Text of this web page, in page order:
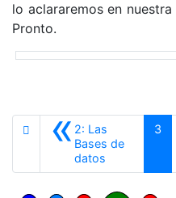
lo aclararemos en
Pronto.
«2: Las
Bases de
datos
3